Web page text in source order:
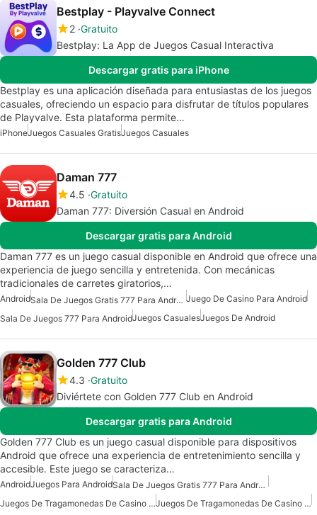
Bestplay - Playvalve Connect
2 Gratuito
Bestplay: La App de Juegos Casual Interactiva
Descargar gratis para iPhone
Bestplay es una aplicación diseñada para entusiastas de los juegos
casuales, ofreciendo un espacio para disfrutar de títulos populares
de Playvalve. Esta plataforma permite…
iPhoneJuegos Casuales GratisJuegos Casuales
Daman 777
4.5 Gratuito
Daman 777: Diversión Casual en Android
Descargar gratis para Android
Daman 777 es un juego casual disponible en Android que ofrece una
experiencia de juego sencilla y entretenida. Con mecánicas
tradicionales de carretes giratorios,…
Android Sala De Juegos Gratis 777 Para Android Juego De Casino Para Android
Sala De Juegos 777 Para AndroidJuegos CasualesJuegos De Android
Golden 777 Club
4.3 Gratuito
Diviértete con Golden 777 Club en Android
Descargar gratis para Android
Golden 777 Club es un juego casual disponible para dispositivos
Android que ofrece una experiencia de entretenimiento sencilla y
accesible. Este juego se caracteriza…
AndroidJuegos Para Android
Sala De Juegos Gratis 777 Para Android
Juegos De Tragamonedas De Casino Gratis Para Android
Juegos De Tragamonedas De Casino Para Android